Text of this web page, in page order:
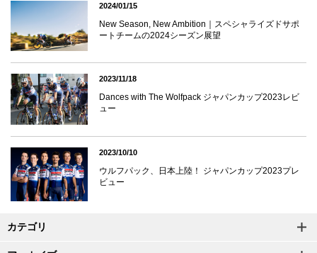
2024/01/15
New Season, New Ambition｜スペシャライズドサポ
ートチームの2024シーズン展望
2023/11/18
Dances with The Wolfpack ジャパンカップ2023レビ
ュー
2023/10/10
ウルフパック、日本上陸！ ジャパンカップ2023プレ
ビュー
カテゴリ